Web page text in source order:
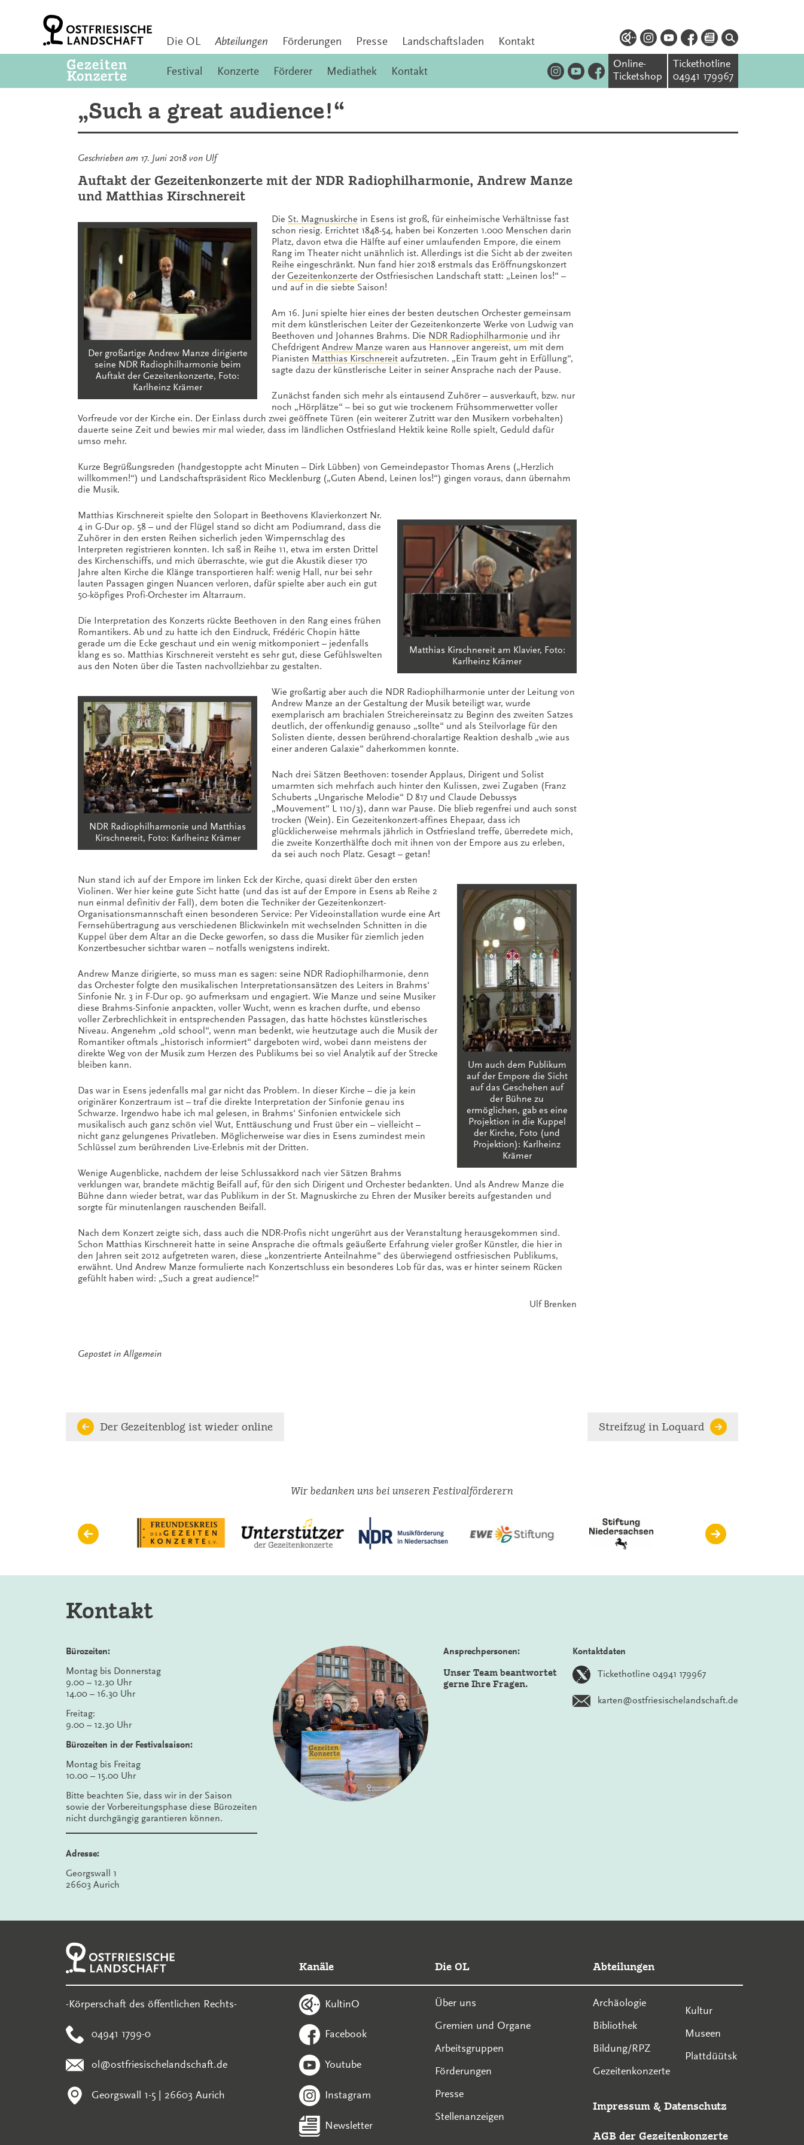
Die OL Abteilungen Förderungen Presse Landschaftsladen Kontakt
Festival Konzerte Förderer Mediathek Kontakt
Online-
Ticketshop
Tickethotline
04941 179967
„Such a great audience!“
Geschrieben am 17. Juni 2018 von Ulf
Auftakt der Gezeitenkonzerte mit der NDR Radiophilharmonie, Andrew Manze
und Matthias Kirschnereit
Der großartige Andrew Manze dirigierte
seine NDR Radiophilharmonie beim
Auftakt der Gezeitenkonzerte, Foto:
Karlheinz Krämer
Die St. Magnuskirche in Esens ist groß, für einheimische Verhältnisse fast
schon riesig. Errichtet 1848-54, haben bei Konzerten 1.000 Menschen darin
Platz, davon etwa die Hälfte auf einer umlaufenden Empore, die einem
Rang im Theater nicht unähnlich ist. Allerdings ist die Sicht ab der zweiten
Reihe eingeschränkt. Nun fand hier 2018 erstmals das Eröffnungskonzert
derGezeitenkonzerte der Ostfriesischen Landschaft statt: „Leinen los!“ –
und auf in die siebte Saison!
Am 16. Juni spielte hier eines der besten deutschen Orchester gemeinsam
mit dem künstlerischen Leiter der Gezeitenkonzerte Werke von Ludwig van
Beethoven und Johannes Brahms. Die NDR Radiophilharmonie und ihr
Chefdrigent Andrew Manze waren aus Hannover angereist, um mit dem
Pianisten Matthias Kirschnereit aufzutreten. „Ein Traum geht in Erfüllung“,
sagte dazu der künstlerische Leiter in seiner Ansprache nach der Pause.
Zunächst fanden sich mehr als eintausend Zuhörer – ausverkauft, bzw. nur
noch „Hörplätze“ – bei so gut wie trockenem Frühsommerwetter voller
Vorfreude vor der Kirche ein. Der Einlass durch zwei geöffnete Türen (ein weiterer Zutritt war den Musikern vorbehalten)
dauerte seine Zeit und bewies mir mal wieder, dass im ländlichen Ostfriesland Hektik keine Rolle spielt, Geduld dafür
umso mehr.
Kurze Begrüßungsreden (handgestoppte acht Minuten – Dirk Lübben) von Gemeindepastor Thomas Arens („Herzlich
willkommen!“) und Landschaftspräsident Rico Mecklenburg („Guten Abend, Leinen los!“) gingen voraus, dann übernahm
die Musik.
Matthias Kirschnereit am Klavier, Foto:
Karlheinz Krämer
Matthias Kirschnereit spielte den Solopart in Beethovens Klavierkonzert Nr.
4 in G-Dur op. 58 – und der Flügel stand so dicht am Podiumrand, dass die
Zuhörer in den ersten Reihen sicherlich jeden Wimpernschlag des
Interpreten registrieren konnten. Ich saß in Reihe 11, etwa im ersten Drittel
des Kirchenschiffs, und mich überraschte, wie gut die Akustik dieser 170
Jahre alten Kirche die Klänge transportieren half: wenig Hall, nur bei sehr
lauten Passagen gingen Nuancen verloren, dafür spielte aber auch ein gut
50-köpfiges Profi-Orchester im Altarraum.
Die Interpretation des Konzerts rückte Beethoven in den Rang eines frühen
Romantikers. Ab und zu hatte ich den Eindruck, Frédéric Chopin hätte
gerade um die Ecke geschaut und ein wenig mitkomponiert – jedenfalls
klang es so. Matthias Kirschnereit versteht es sehr gut, diese Gefühlswelten
aus den Noten über die Tasten nachvollziehbar zu gestalten.
NDR Radiophilharmonie und Matthias
Kirschnereit, Foto: Karlheinz Krämer
Wie großartig aber auch die NDR Radiophilharmonie unter der Leitung von
Andrew Manze an der Gestaltung der Musik beteiligt war, wurde
exemplarisch am brachialen Streichereinsatz zu Beginn des zweiten Satzes
deutlich, der offenkundig genauso „sollte“ und als Steilvorlage für den
Solisten diente, dessen berührend-choralartige Reaktion deshalb „wie aus
einer anderen Galaxie“ daherkommen konnte.
Nach drei Sätzen Beethoven: tosender Applaus, Dirigent und Solist
umarmten sich mehrfach auch hinter den Kulissen, zwei Zugaben (Franz
Schuberts „Ungarische Melodie“ D 817 und Claude Debussys
„Mouvement“ L 110/3), dann war Pause. Die blieb regenfrei und auch sonst
trocken (Wein). Ein Gezeitenkonzert-affines Ehepaar, dass ich
glücklicherweise mehrmals jährlich in Ostfriesland treffe, überredete mich,
die zweite Konzerthälfte doch mit ihnen von der Empore aus zu erleben,
da sei auch noch Platz. Gesagt – getan!
Um auch dem Publikum
auf der Empore die Sicht
auf das Geschehen auf
der Bühne zu
ermöglichen, gab es eine
Projektion in die Kuppel
der Kirche, Foto (und
Projektion): Karlheinz
Krämer
Nun stand ich auf der Empore im linken Eck der Kirche, quasi direkt über den ersten
Violinen. Wer hier keine gute Sicht hatte (und das ist auf der Empore in Esens ab Reihe 2
nun einmal definitiv der Fall), dem boten die Techniker der Gezeitenkonzert-
Organisationsmannschaft einen besonderen Service: Per Videoinstallation wurde eine Art
Fernsehübertragung aus verschiedenen Blickwinkeln mit wechselnden Schnitten in die
Kuppel über dem Altar an die Decke geworfen, so dass die Musiker für ziemlich jeden
Konzertbesucher sichtbar waren – notfalls wenigstens indirekt.
Andrew Manze dirigierte, so muss man es sagen: seine NDR Radiophilharmonie, denn
das Orchester folgte den musikalischen Interpretationsansätzen des Leiters in Brahms‘
Sinfonie Nr. 3 in F-Dur op. 90 aufmerksam und engagiert. Wie Manze und seine Musiker
diese Brahms-Sinfonie anpackten, voller Wucht, wenn es krachen durfte, und ebenso
voller Zerbrechlichkeit in entsprechenden Passagen, das hatte höchstes künstlerisches
Niveau. Angenehm „old school“, wenn man bedenkt, wie heutzutage auch die Musik der
Romantiker oftmals „historisch informiert“ dargeboten wird, wobei dann meistens der
direkte Weg von der Musik zum Herzen des Publikums bei so viel Analytik auf der Strecke
bleiben kann.
Das war in Esens jedenfalls mal gar nicht das Problem. In dieser Kirche – die ja kein
originärer Konzertraum ist – traf die direkte Interpretation der Sinfonie genau ins
Schwarze. Irgendwo habe ich mal gelesen, in Brahms‘ Sinfonien entwickele sich
musikalisch auch ganz schön viel Wut, Enttäuschung und Frust über ein – vielleicht –
nicht ganz gelungenes Privatleben. Möglicherweise war dies in Esens zumindest mein
Schlüssel zum berührenden Live-Erlebnis mit der Dritten.
Wenige Augenblicke, nachdem der leise Schlussakkord nach vier Sätzen Brahms
verklungen war, brandete mächtig Beifall auf, für den sich Dirigent und Orchester bedankten. Und als Andrew Manze die
Bühne dann wieder betrat, war das Publikum in der St. Magnuskirche zu Ehren der Musiker bereits aufgestanden und
sorgte für minutenlangen rauschenden Beifall.
Nach dem Konzert zeigte sich, dass auch die NDR-Profis nicht ungerührt aus der Veranstaltung herausgekommen sind.
Schon Matthias Kirschnereit hatte in seine Ansprache die oftmals geäußerte Erfahrung vieler großer Künstler, die hier in
den Jahren seit 2012 aufgetreten waren, diese „konzentrierte Anteilnahme“ des überwiegend ostfriesischen Publikums,
erwähnt. Und Andrew Manze formulierte nach Konzertschluss ein besonderes Lob für das, was er hinter seinem Rücken
gefühlt haben wird: „Such a great audience!“
Ulf Brenken
Gepostet in Allgemein
Continue
Der Gezeitenblog ist wieder online Streifzug in Loquard
Wir bedanken uns bei unseren Festivalförderern
Kontakt
Bürozeiten:
Montag bis Donnerstag
9.00 – 12.30 Uhr
14.00 – 16.30 Uhr
Freitag:
9.00 – 12.30 Uhr
Bürozeiten in der Festivalsaison:
Montag bis Freitag
10.00 – 15.00 Uhr
Bitte beachten Sie, dass wir in der Saison
sowie der Vorbereitungsphase diese Bürozeiten
nicht durchgängig garantieren können.
Adresse:
Georgswall 1
26603 Aurich
Ansprechpersonen:
Unser Team beantwortet
gerne Ihre Fragen.
Kontaktdaten
Tickethotline 04941 179967
karten@ostfriesischelandschaft.de
-Körperschaft des öffentlichen Rechts-
04941 1799-0
ol@ostfriesischelandschaft.de
Georgswall 1-5 | 26603 Aurich
Kanäle
KultinO
Facebook
Youtube
Instagram
Newsletter
Die OL
Über uns
Gremien und Organe
Arbeitsgruppen
Förderungen
Presse
Stellenanzeigen
Abteilungen
Archäologie
Bibliothek
Bildung/RPZ
Gezeitenkonzerte
Kultur
Museen
Plattdüütsk
Impressum & Datenschutz
AGB der Gezeitenkonzerte